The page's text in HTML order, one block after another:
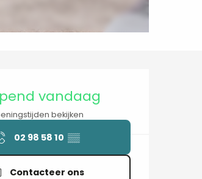
en
vandaag
bekijken
02 98 58 10 ▒▒
Contacteer ons